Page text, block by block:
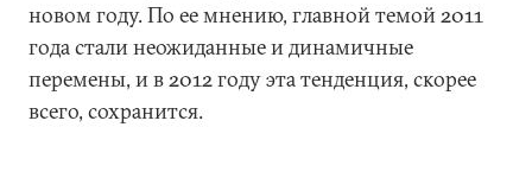
новом году. По ее мнению, главной темой 2011
года стали неожиданные и динамичные
перемены, и в 2012 году эта тенденция, скорее
всего, сохранится.